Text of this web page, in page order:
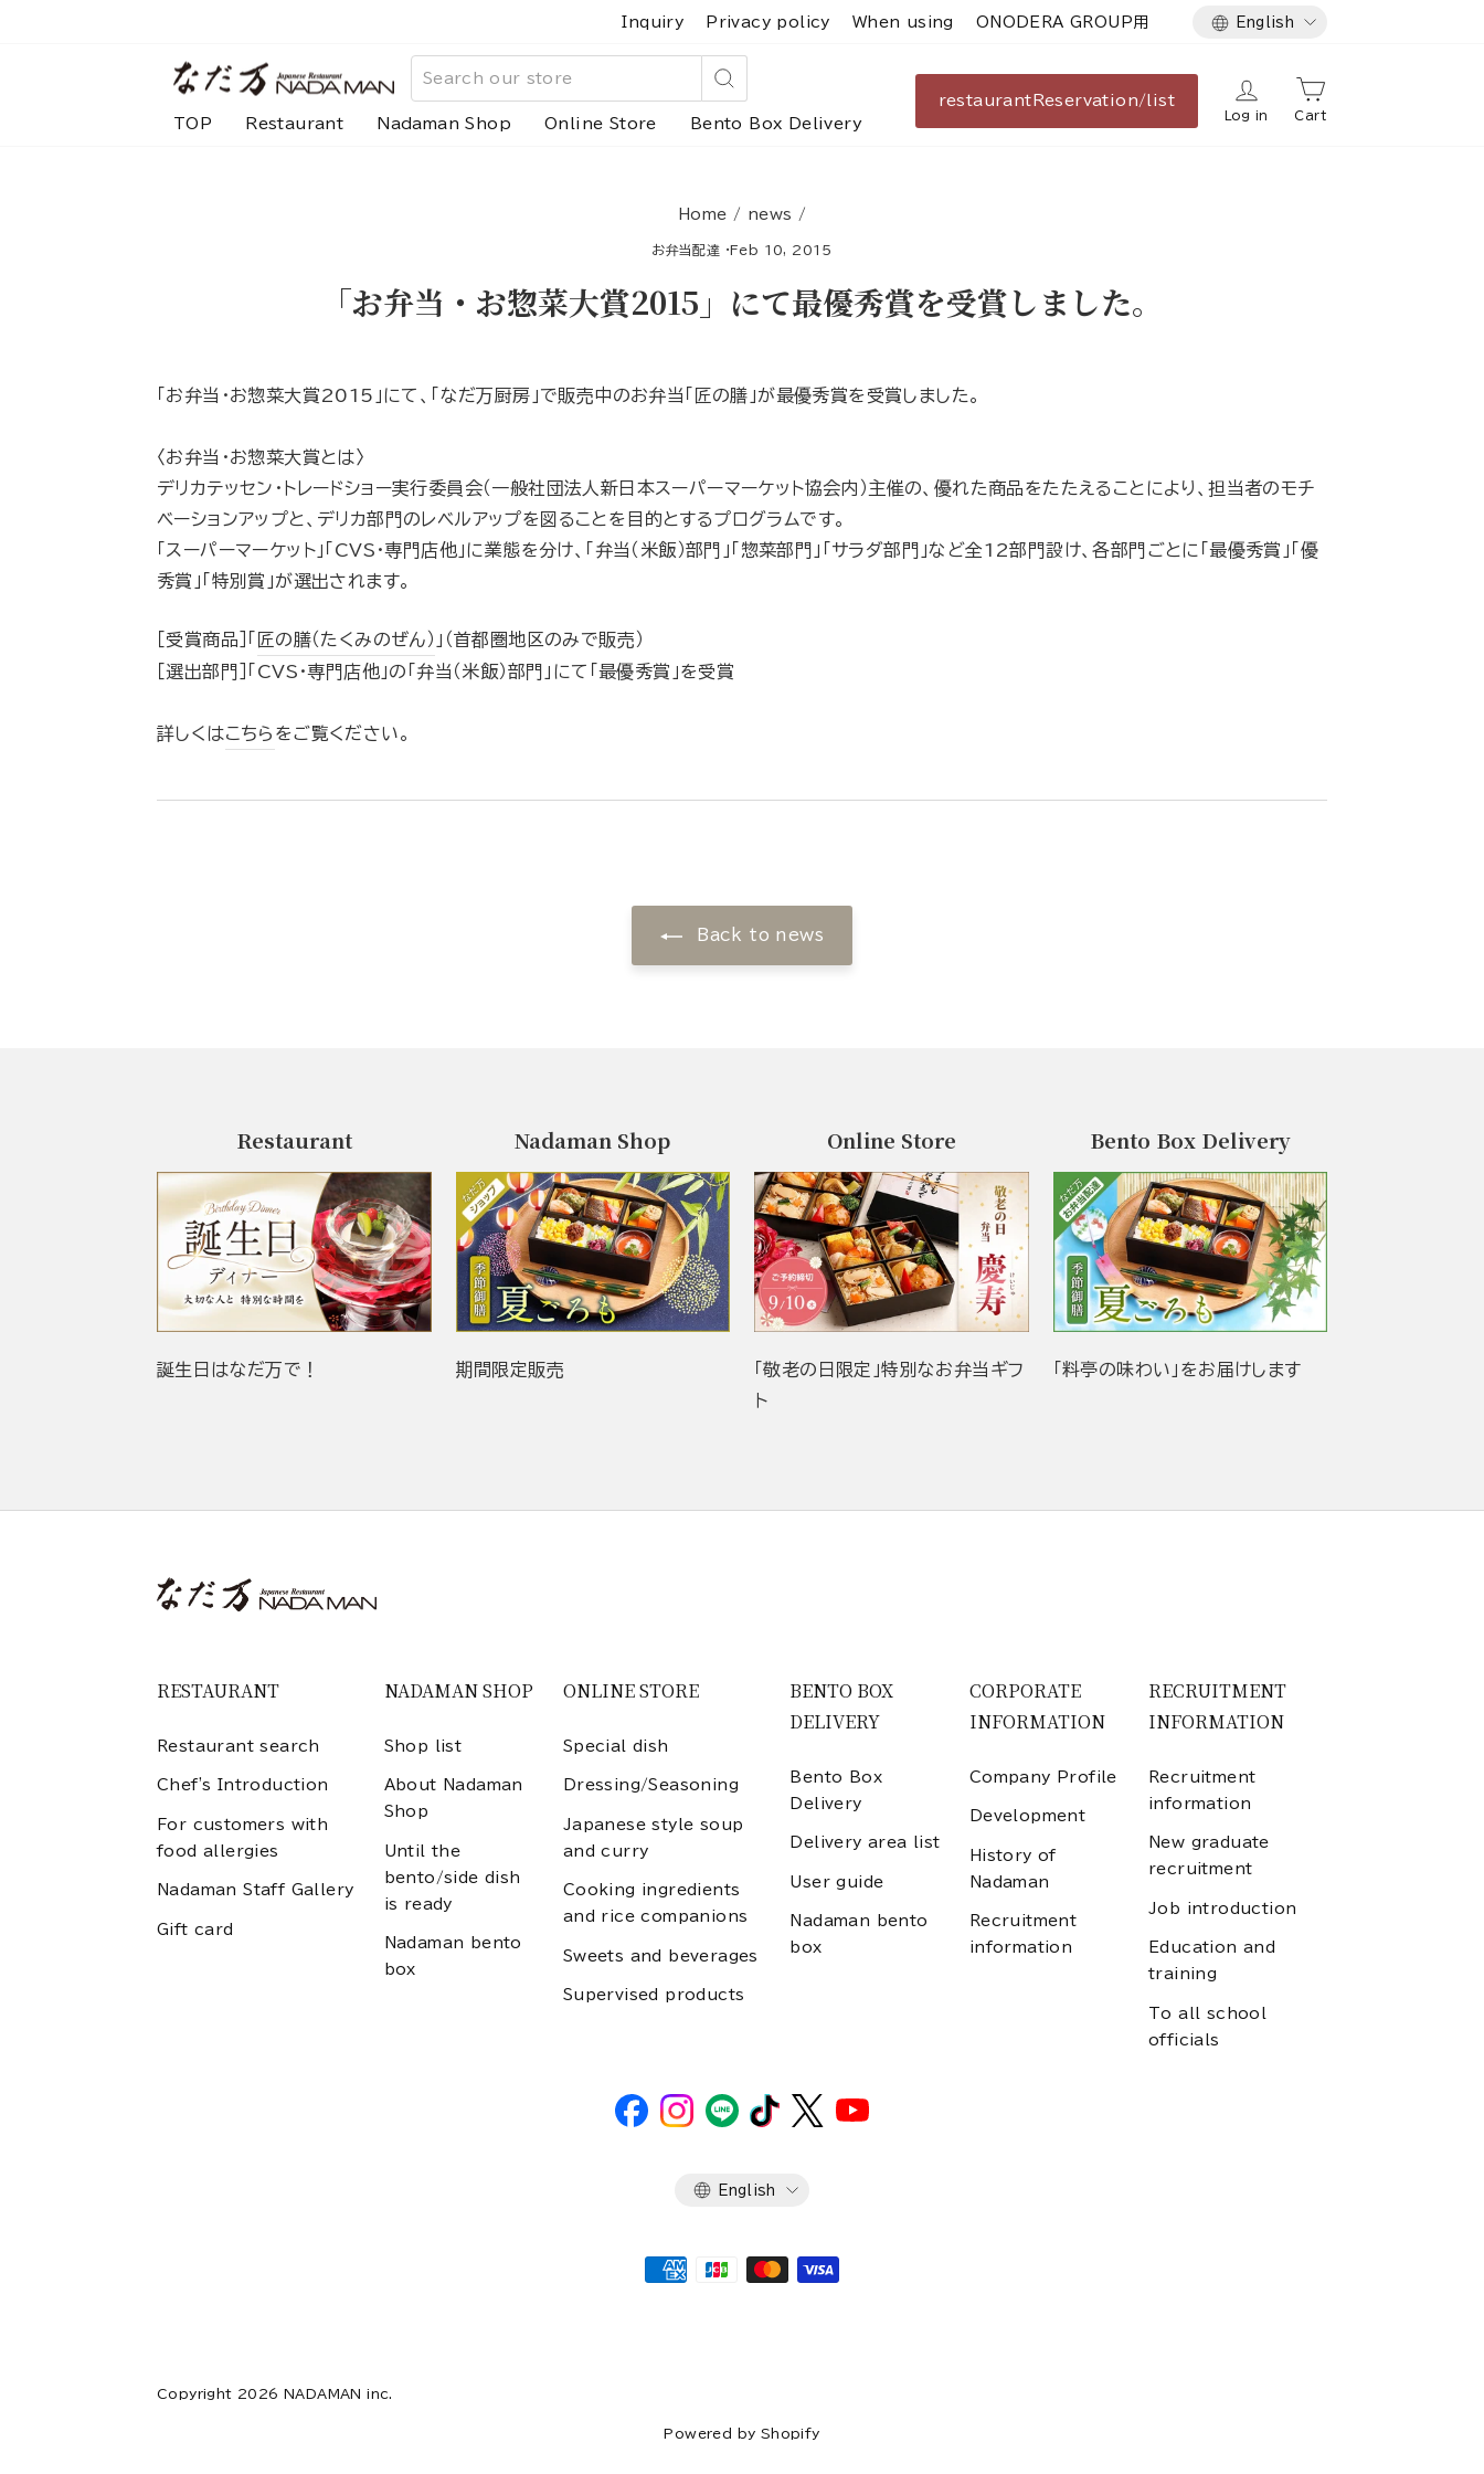
Inquiry Privacy policy When using ONODERA GROUP用 Language
English
Search
TOP Restaurant Nadaman Shop Online Store Bento Box Delivery
restaurant Reservation/list
Log in Cart
Home / news /
お弁当配達 ·Feb 10, 2015
「お弁当・お惣菜大賞2015」にて最優秀賞を受賞しました。
「お弁当・お惣菜大賞2015」にて、「なだ万厨房」で販売中のお弁当「匠の膳」が最優秀賞を受賞しました。
〈お弁当・お惣菜大賞とは〉
デリカテッセン・トレードショー実行委員会（一般社団法人新日本スーパーマーケット協会内）主催の、優れた商品をたたえることにより、担当者のモチ
ベーションアップと、デリカ部門のレベルアップを図ることを目的とするプログラムです。
「スーパーマーケット」「CVS・専門店他」に業態を分け、「弁当（米飯）部門」「惣菜部門」「サラダ部門」など全12部門設け、各部門ごとに「最優秀賞」「優
秀賞」「特別賞」が選出されます。
［受賞商品］「 匠の膳（たくみのぜん） 」（首都圏地区のみで販売）
［選出部門］「CVS・専門店他」の「弁当（米飯）部門」にて「最優秀賞」を受賞
詳しくはこちら をご覧ください。
Back to news
Restaurant
誕生日はなだ万で！
Nadaman Shop
期間限定販売
Online Store
「敬老の日限定」特別なお弁当ギフ
ト
Bento Box Delivery
「料亭の味わい」をお届けします
RESTAURANT
Restaurant search
Chef's Introduction
For customers with
food allergies
Nadaman Staff Gallery
Gift card
NADAMAN SHOP
Shop list
About Nadaman
Shop
Until the
bento/side dish
is ready
Nadaman bento
box
ONLINE STORE
Special dish
Dressing/Seasoning
Japanese style soup
and curry
Cooking ingredients
and rice companions
Sweets and beverages
Supervised products
BENTO BOX
DELIVERY
Bento Box
Delivery
Delivery area list
User guide
Nadaman bento
box
CORPORATE
INFORMATION
Company Profile
Development
History of
Nadaman
Recruitment
information
RECRUITMENT
INFORMATION
Recruitment
information
New graduate
recruitment
Job introduction
Education and
training
To all school
officials
Language
English
Copyright 2026 NADAMAN inc.
Powered by Shopify